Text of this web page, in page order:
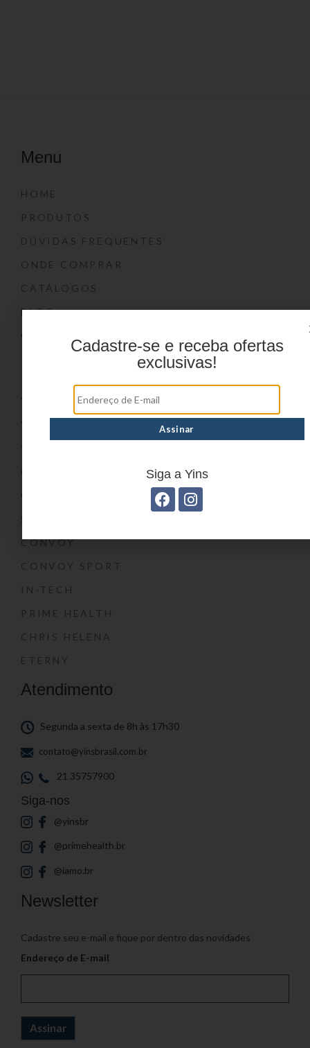
Menu
HOME
PRODUTOS
DÚVIDAS FREQUENTES
ONDE COMPRAR
CATÁLOGOS
BLOG
CONVOY
CONVOY SPORT
IN-TECH
PRIME HEALTH
CHRIS HELENA
ETERNY
Atendimento
Segunda a sexta de 8h às 17h30
contato@yinsbrasil.com.br
21 35757900
Siga-nos
@yinsbr
@primehealth.br
@iamo.br
Newsletter
Cadastre seu e-mail e fique por dentro das novidades
Endereço de E-mail
Cadastre-se e receba ofertas
exclusivas!
Siga a Yins